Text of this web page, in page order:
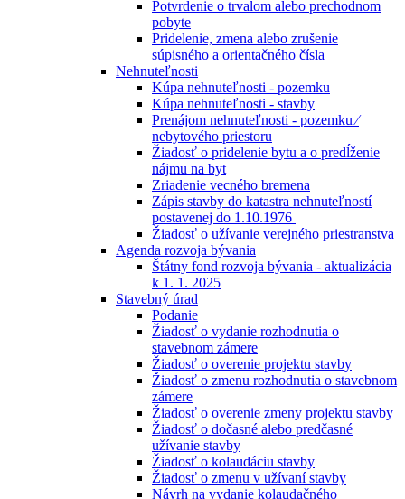
Potvrdenie o trvalom alebo prechodnom
pobyte
Pridelenie, zmena alebo zrušenie
súpisného a orientačného čísla
Nehnuteľnosti
Kúpa nehnuteľnosti - pozemku
Kúpa nehnuteľnosti - stavby
Prenájom nehnuteľnosti - pozemku ⁄
nebytového priestoru
Žiadosť o pridelenie bytu a o predĺženie
nájmu na byt
Zriadenie vecného bremena
Zápis stavby do katastra nehnuteľností
postavenej do 1.10.1976
Žiadosť o užívanie verejného priestranstva
Agenda rozvoja bývania
Štátny fond rozvoja bývania - aktualizácia
k 1. 1. 2025
Stavebný úrad
Podanie
Žiadosť o vydanie rozhodnutia o
stavebnom zámere
Žiadosť o overenie projektu stavby
Žiadosť o zmenu rozhodnutia o stavebnom
zámere
Žiadosť o overenie zmeny projektu stavby
Žiadosť o dočasné alebo predčasné
užívanie stavby
Žiadosť o kolaudáciu stavby
Žiadosť o zmenu v užívaní stavby
Návrh na vydanie kolaudačného